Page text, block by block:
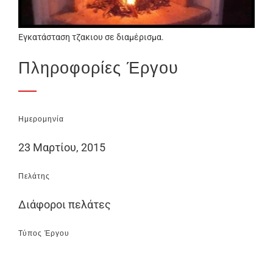
Εγκατάσταση τζακιου σε διαμέρισμα.
Πληροφορίες Έργου
Ημερομηνία
23 Μαρτίου, 2015
Πελάτης
Διάφοροι πελάτες
Τύπος Έργου